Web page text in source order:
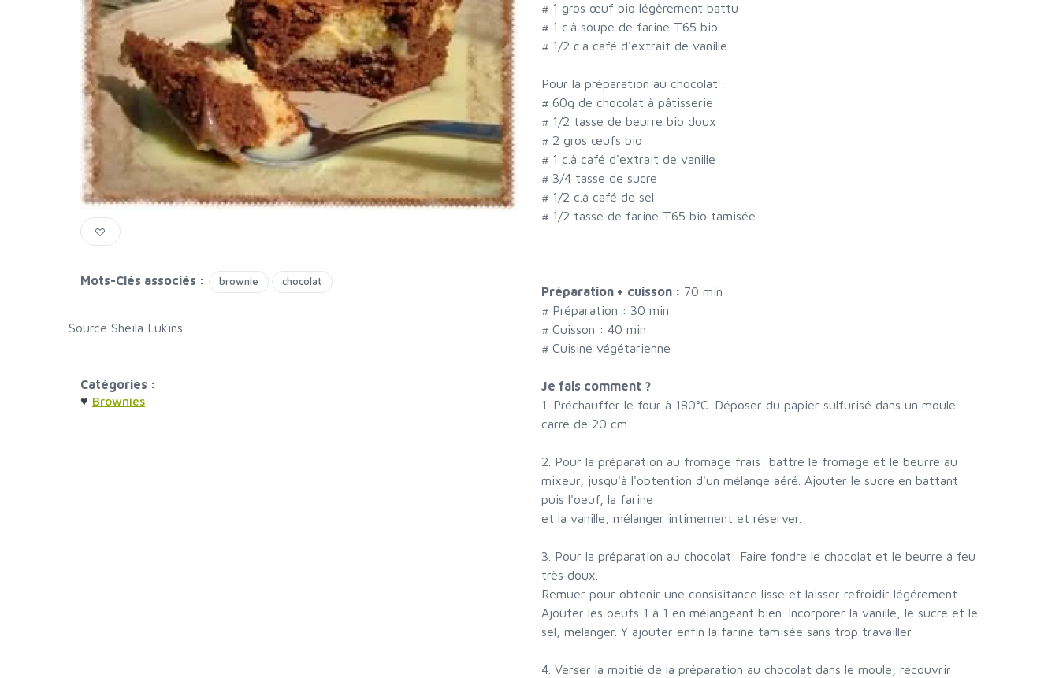
Mots-Clés associés : brownie chocolat
Source Sheila Lukins
Catégories :
♥ Brownies
# 1 gros œuf bio légèrement battu
# 1 c.à soupe de farine T65 bio
# 1/2 c.à café d'extrait de vanille
Pour la préparation au chocolat :
# 60g de chocolat à pâtisserie
# 1/2 tasse de beurre bio doux
# 2 gros œufs bio
# 1 c.à café d'extrait de vanille
# 3/4 tasse de sucre
# 1/2 c.à café de sel
# 1/2 tasse de farine T65 bio tamisée
Préparation + cuisson : 70 min
# Préparation : 30 min
# Cuisson : 40 min
# Cuisine végétarienne
Je fais comment ?
1. Préchauffer le four à 180°C. Déposer du papier sulfurisé dans un moule
carré de 20 cm.
2. Pour la préparation au fromage frais: battre le fromage et le beurre au
mixeur, jusqu'à l'obtention d'un mélange aéré. Ajouter le sucre en battant
puis l'oeuf, la farine
et la vanille, mélanger intimement et réserver.
3. Pour la préparation au chocolat: Faire fondre le chocolat et le beurre à feu
très doux.
Remuer pour obtenir une consisitance lisse et laisser refroidir légérement.
Ajouter les oeufs 1 à 1 en mélangeant bien. Incorporer la vanille, le sucre et le
sel, mélanger. Y ajouter enfin la farine tamisée sans trop travailler.
4. Verser la moitié de la préparation au chocolat dans le moule, recouvrir